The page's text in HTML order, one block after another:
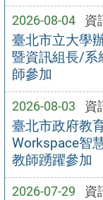
2026-08-04 資
臺北市立大學
暨資訊組長/系
師參加
2026-08-03 資
臺北市政府教
Workspace智
教師踴躍參加
2026-07-29 資